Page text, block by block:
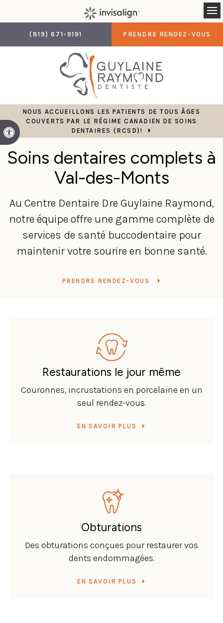
Version accessible
(819) 671-9191 PRENDRE RENDEZ-VOUS
NOUS ACCUEILLONS LES PATIENTS DE TOUS ÂGES
COUVERTS PAR LE RÉGIME CANADIEN DE SOINS
DENTAIRES (RCSD)!
Soins dentaires complets à
Val-des-Monts
Au Centre Dentaire Dre Guylaine Raymond,
notre équipe offre une gamme complète de
services de santé buccodentaire pour
maintenir votre sourire en bonne santé.
PRENDRE RENDEZ-VOUS
Restaurations le jour même
Couronnes, incrustations en porcelaine en un
seul rendez-vous.
EN SAVOIR PLUS
Obturations
Des obturations conçues pour restaurer vos
dents endommagées.
EN SAVOIR PLUS